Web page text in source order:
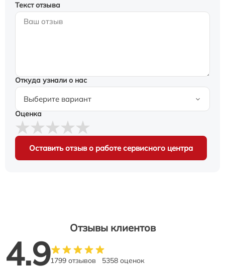
Текст отзыва
Откуда узнали о нас
Оценка
Оставить отзыв о работе сервисного центра
Отзывы клиентов
4.91799 отзывов 5358 оценок